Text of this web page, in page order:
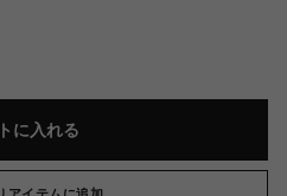
に入れる
アイテムに追加